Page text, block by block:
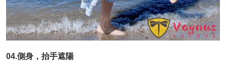
04.側身，抬手遮陽